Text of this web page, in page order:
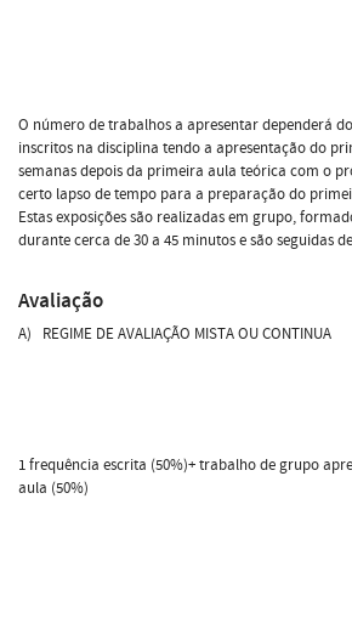
O número de trabalhos a apresentar dependerá
inscritos na disciplina tendo a apresentação do
semanas depois da primeira aula teórica com o
certo lapso de tempo para a preparação do
Estas exposições são realizadas em grupo,
durante cerca de 30 a 45 minutos e são seguidas
Avaliação
A) REGIME DE AVALIAÇÃO MISTA OU CONTINUA
1 frequência escrita (50%)+ trabalho de grupo
aula (50%)